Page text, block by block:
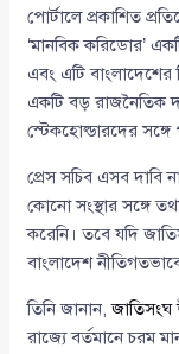
পোর্টালে প্রকাশিত
‘মানবিক করিডোর’
এবং এটি বাংলাদেশের
একটি বড় রাজনৈতিক
স্টেকহোল্ডারদের সঙ্গে
প্রেস সচিব এসব দাবি
কোনো সংস্থার সঙ্গে
করেনি। তবে যদি
বাংলাদেশ
তিনি জানান,জাতিসংঘ
রাজ্যে বর্তমানে চরম